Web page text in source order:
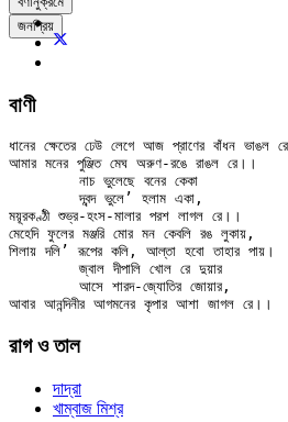
জনপ্রিয়
বাণী
ধানের ক্ষেতের ঢেউ লেগে আজ প্রাণের বাঁধন ভাঙল
আমার মনের পুঞ্জিত মেঘ অরুণ-রঙে রাঙল রে।।
	দ্বন্দ ভুলে’ হলাম একা,
ময়ূরকণ্ঠী শুভ্র-হংস-মালার পরশ লাগল রে।।
মেহেদি ফুলের মঞ্জরি মোর মন কেবলি রঙ লুকায়,
শিলায় দলি’ রূপের কলি, আল্‌তা হবো তাহার পায়।
	জ্বাল দীপালি খোল রে দুয়ার
রাগ ও তাল
দাদ্‌রা
খাম্বাজ মিশ্র